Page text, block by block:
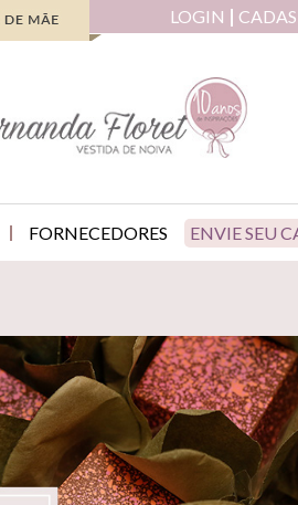
LOGIN
FORNECEDORES ENVIE SEU